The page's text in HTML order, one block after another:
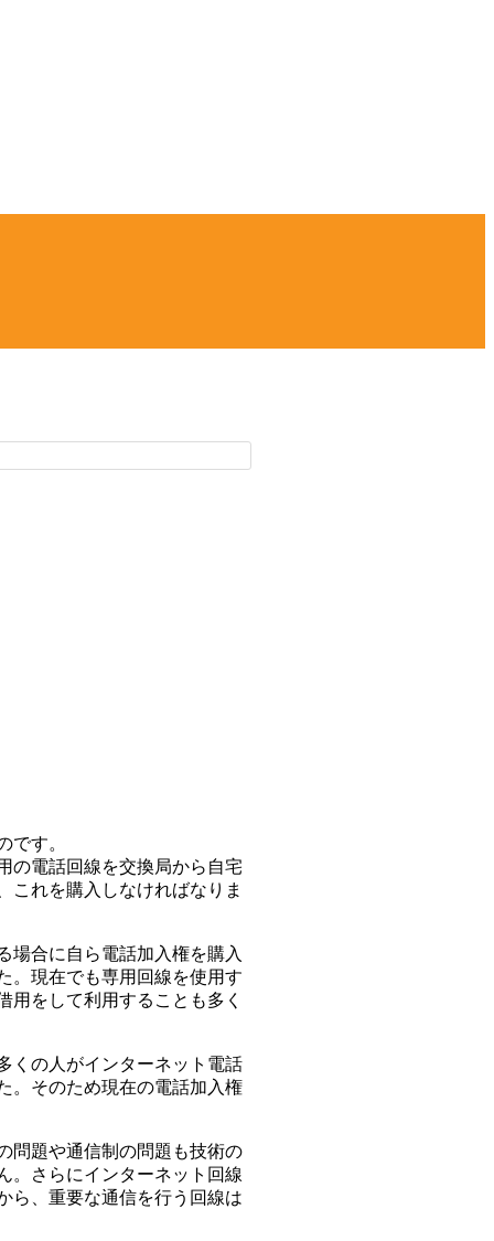
です。
の電話回線を交換局から自宅
これを購入しなければなりま
場合に自ら電話加入権を購入
。現在でも専用回線を使用す
をして利用することも多く
くの人がインターネット電話
。そのため現在の電話加入権
問題や通信制の問題も技術の
。さらにインターネット回線
ら、重要な通信を行う回線は